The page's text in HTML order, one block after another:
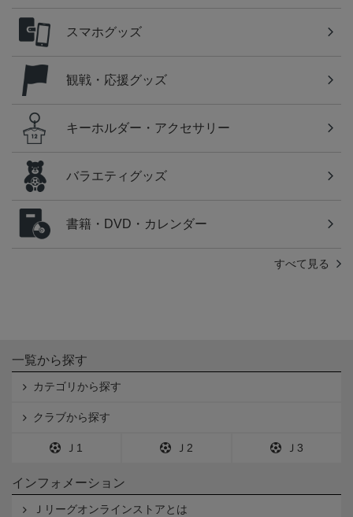
スマホグッズ
観戦・応援グッズ
キーホルダー・アクセサリー
バラエティグッズ
書籍・DVD・カレンダー
すべて見る
一覧から探す
カテゴリから探す
クラブから探す
Ｊ1 Ｊ2 Ｊ3
インフォメーション
Ｊリーグオンラインストアとは